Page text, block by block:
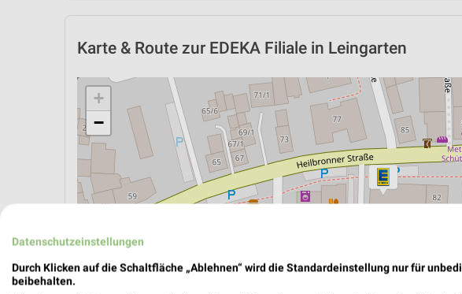
Karte & Route zur EDEKA Filiale in Leingarten
+
−
Datenschutzeinstellungen
Durch Klicken auf die Schaltfläche „Ablehnen“ wird die Standardeinstellung nur für
beibehalten.